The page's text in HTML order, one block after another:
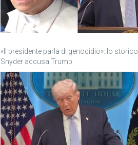
«Il presidente parla di genocidio»: lo storico
Snyder accusa Trump